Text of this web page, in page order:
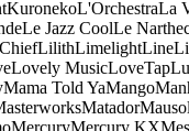
KuronekoL'OrchestraLa
Le Jazz CoolLe
LilithLimelightLine
Lovely MusicLoveTap
Mama Told YaMango
Matador